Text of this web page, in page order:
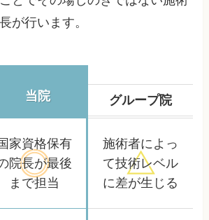
が行います。
当院 グループ院
家資格保有
院長が最後
まで担当
施術者によっ
て技術レベル
に差が生じる